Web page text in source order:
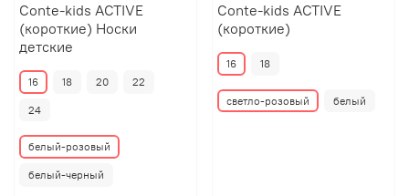
Conte-kids ACTIVE
(короткие) Носки
детские
16 18 20 22
24
белый-розовый
белый-черный
Conte-kids ACTIVE
(короткие)
16 18
светло-розовый белый